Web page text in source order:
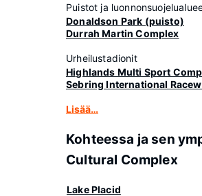
Puistot ja
Donaldson Park (puisto)
Durrah Martin Complex
Urheilustadionit
Highlands Multi Sport
Sebring International
Lisää…
Kohteessa ja sen
Cultural Complex
Lake Placid